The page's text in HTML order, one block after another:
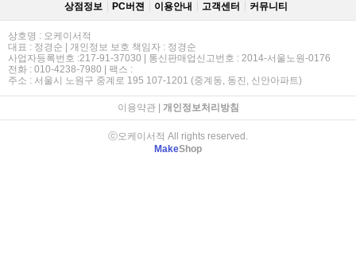
상점정보 PC버젼 이용안내 고객센터 커뮤니티
상호명 : 오케이서적
대표 : 정경순 | 개인정보 보호 책임자 : 정경순
사업자등록번호 :217-91-37030 | 통신판매업신고번호 : 2014-서울노원-0176
전화 : 010-4238-7980 | 팩스 :
주소 : 서울시 노원구 중계로 195 107-1201 (중계동, 동진, 신안아파트)
이용약관| 개인정보처리방침
ⓒ오케이서적 All rights reserved.
MakeShop